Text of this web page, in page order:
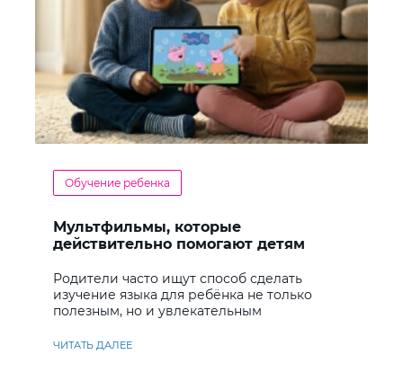
Обучение ребенка
Мультфильмы, которые
действительно помогают детям
Родители часто ищут способ сделать
изучение языка для ребёнка не только
полезным, но и увлекательным
ЧИТАТЬ ДАЛЕЕ